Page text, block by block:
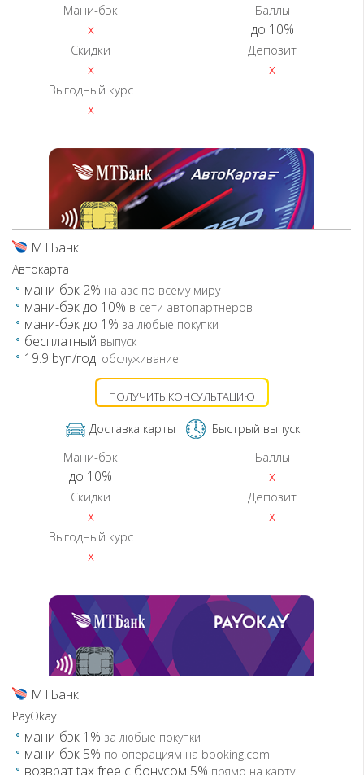
Мани-бэк
x
Баллы
до 10%
Скидки
x
Депозит
x
Выгодный курс
x
МТБанк
Автокарта
мани-бэк 2% на азс по всему миру
мани-бэк до 10% в сети автопартнеров
мани-бэк до 1% за любые покупки
бесплатный выпуск
19.9 byn/год. обслуживание
ПОЛУЧИТЬ КОНСУЛЬТАЦИЮ
Доставка карты Быстрый выпуск
Мани-бэк
до 10%
Баллы
x
Скидки
x
Депозит
x
Выгодный курс
x
МТБанк
PayOkay
мани-бэк 1% за любые покупки
мани-бэк 5% по операциям на booking.com
возврат tax free с бонусом 5% прямо на карту